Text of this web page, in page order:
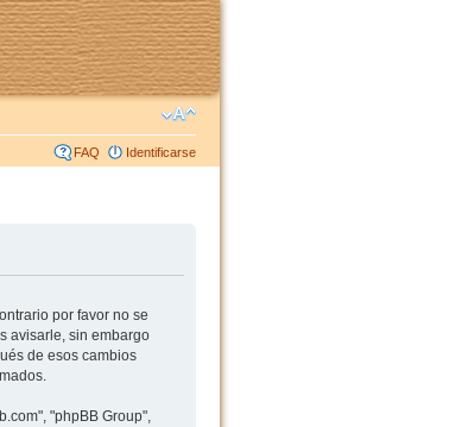
FAQ Identificarse
por favor no se
avisarle, sin embargo
de esos cambios
"phpBB Group",